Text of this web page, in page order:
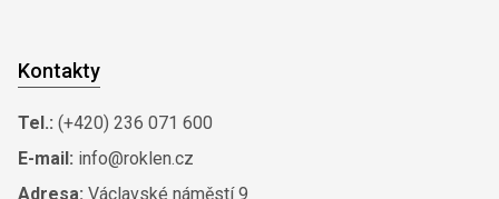
Kontakty
Tel.: (+420) 236 071 600
E-mail: info@roklen.cz
Adresa: Václavské náměstí 9